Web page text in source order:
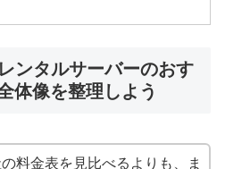
ンタルサーバーのおす
体像を整理しよう
料金表を見比べるよりも、ま